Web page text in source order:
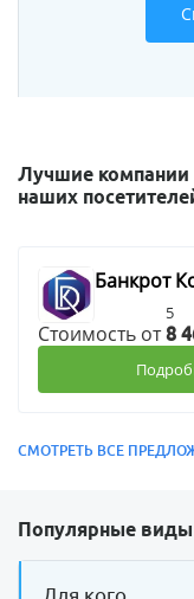
Лучшие компании
наших
Банкрот
5
Стоимость от8
СМОТРЕТЬ ВСЕ
Популярные
Для кого